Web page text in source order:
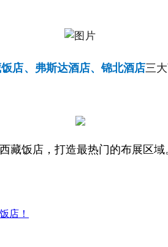
店、弗斯达酒店、锦北酒店三
藏饭店，打造最热门的布展区
店！